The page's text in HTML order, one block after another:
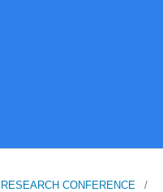
CONFERENCE
/